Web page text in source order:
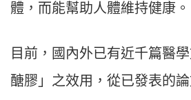
體，而能幫助人體維持健康。
目前，國內外已有近千篇醫
醣膠」之效用，從已發表的